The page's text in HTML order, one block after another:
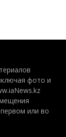
фото и
или во